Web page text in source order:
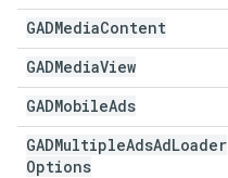
GADMediaContent
GADMediaView
GADMobileAds
GADMultipleAdsAdLoader
Options